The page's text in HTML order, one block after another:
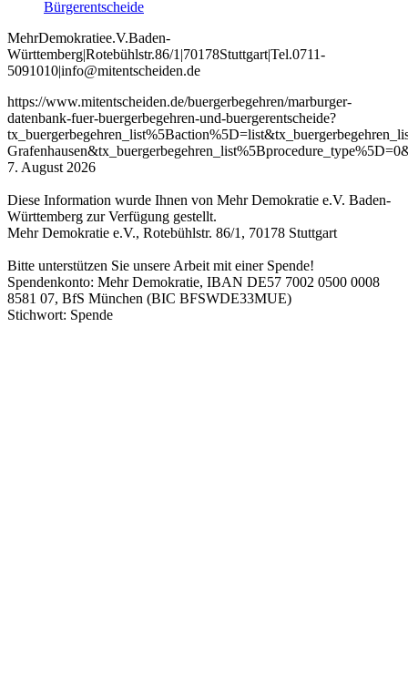
Bürgerentscheide
MehrDemokratiee.V.Baden-
Württemberg|Rotebühlstr.86/1 |70178Stuttgart|Tel.0711-
5091010|info@mitentscheiden.de
https://www.mitentscheiden.de/buergerbegehren/marburger-
datenbank-fuer-buergerbegehren-und-buergerentscheide?
7. August 2026
Diese Information wurde Ihnen von Mehr Demokratie e.V. Baden-
Württemberg zur Verfügung gestellt.
Mehr Demokratie e.V., Rotebühlstr. 86/1, 70178 Stuttgart
Bitte unterstützen Sie unsere Arbeit mit einer Spende!
Spendenkonto: Mehr Demokratie, IBAN DE57 7002 0500 0008
8581 07, BfS München (BIC BFSWDE33MUE)
Stichwort: Spende